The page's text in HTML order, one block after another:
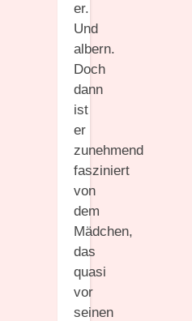
er.
Und
albern.
Doch
dann
ist
er
zunehmend
fasziniert
von
dem
Mädchen,
das
quasi
vor
seinen